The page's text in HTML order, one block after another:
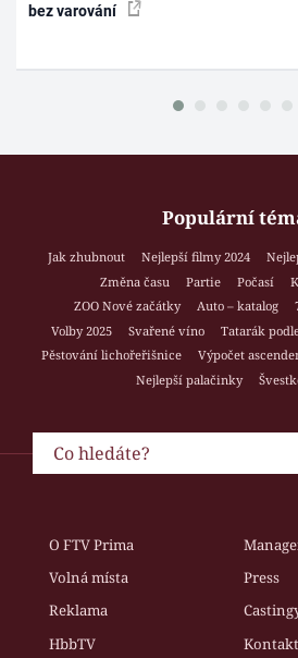
bez varování
Populární
Jak zhubnout Nejlepší filmy 2024
Změna času
Partie Počasí
ZOO Nové začátky
Auto – katalog
Volby 2025
Svařené víno Tatarák
Pěstování lichořeřišnice
Výpočet
Nejlepší palačinky
O FTV Prima
Volná místa
Press
Reklama
HbbTV